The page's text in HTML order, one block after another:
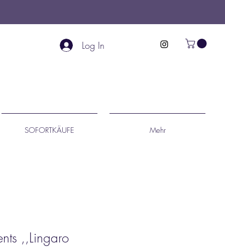
Log In
SOFORTKÄUFE Mehr
,,Lingaro